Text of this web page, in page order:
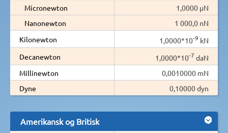
Micronewton
1,0000 µN
Nanonewton
1 000,0 nN
Kilonewton
1,0000*10-9 kN
Decanewton
1,0000*10-7 daN
Millinewton
0,0010000 mN
Dyne
0,10000 dyn
Amerikansk og Britisk